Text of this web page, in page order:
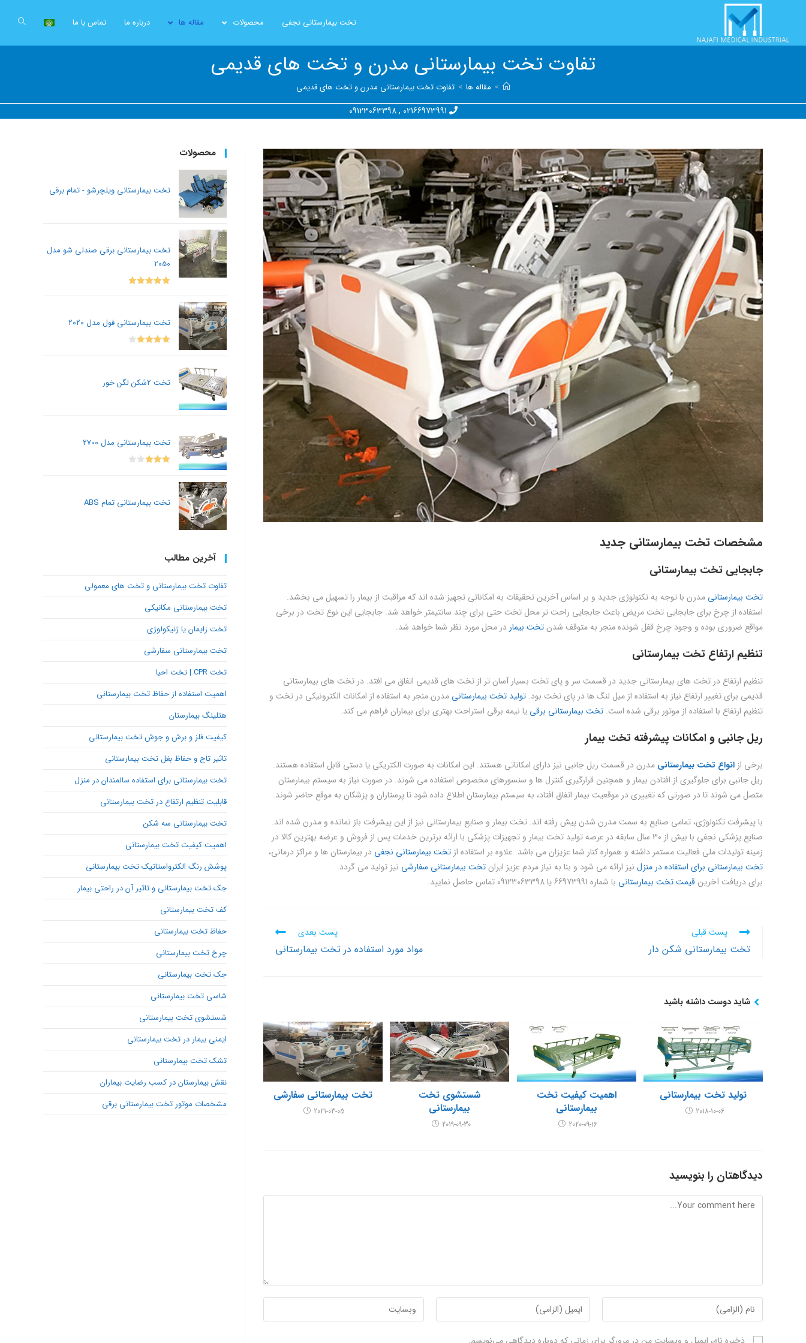
content
تخت بیمارستانی نجفی محصولات مقاله ها درباره ما تماس با ما
تفاوت تخت بیمارستانی مدرن و تخت های قدیمی
> مقاله ها > تفاوت تخت بیمارستانی مدرن و تخت های قدیمی
02166973991
,
09123063398
مشخصات تخت بیمارستانی جدید
جابجایی تخت بیمارستانی
تخت بیمارستانی مدرن با توجه به تکنولوژی جدید و بر اساس آخرین تحقیقات به امکاناتی تجهیز شده اند که مراقبت از بیمار را تسهیل می بخشد.
استفاده از چرخ برای جابجایی تخت مریض باعث جابجایی راحت تر محل تخت حتی برای چند سانتیمتر خواهد شد. جابجایی این نوع تخت در برخی
مواقع ضروری بوده و وجود چرخ قفل شونده منجر به متوقف شدنتخت بیمار در محل مورد نظر شما خواهد شد.
تنظیم ارتفاع تخت بیمارستانی
تنظیم ارتفاع در تخت های بیمارستانی جدید در قسمت سر و پای تخت بسیار آسان تر از تخت های قدیمی اتفاق می افتد. در تخت های بیمارستانی
قدیمی برای تغییر ارتفاع نیاز به استفاده از میل لنگ ها در پای تخت بود. تولید تخت بیمارستانی مدرن منجر به استفاده از امکانات الکترونیکی در تخت و
تنظیم ارتفاع با استفاده از موتور برقی شده است. تخت بیمارستانی برقی یا نیمه برقی استراحت بهتری برای بیماران فراهم می کند.
ریل جانبی و امکانات پیشرفته تخت بیمار
برخی از انواع تخت بیمارستانی مدرن در قسمت ریل جانبی نیز دارای امکاناتی هستند. این امکانات به صورت الکتریکی یا دستی قابل استفاده هستند.
ریل جانبی برای جلوگیری از افتادن بیمار و همچنین قرارگیری کنترل ها و سنسورهای مخصوص استفاده می شوند. در صورت نیاز به سیستم بیمارستان
متصل می شوند تا در صورتی که تغییری در موقعیت بیمار اتفاق افتاد، به سیستم بیمارستان اطلاع داده شود تا پرستاران و پزشکان به موقع حاضر شوند.
با پیشرفت تکنولوژی، تمامی صنایع به سمت مدرن شدن پیش رفته اند. تخت بیمار و صنایع بیمارستانی نیز از این پیشرفت باز نمانده و مدرن شده اند.
صنایع پزشکی نجفی با بیش از 30 سال سابقه در عرصه تولید تخت بیمار و تجهیزات پزشکی با ارائه برترین خدمات پس از فروش و عرضه بهترین کالا در
زمینه تولیدات ملی فعالیت مستمر داشته و همواره کنار شما عزیزان می باشد. علاوه بر استفاده از تخت بیمارستانی نجفی در بیمارستان ها و مراکز درمانی،
تخت بیمارستانی برای استفاده در منزل نیز ارائه می شود و بنا به نیاز مردم عزیز ایرانتخت بیمارستانی سفارشی نیز تولید می گردد.
برای دریافت آخرین قیمت تخت بیمارستانی با شماره 66973991 یا 09123063398 تماس حاصل نمایید.
Read
articles
پست قبلی
تخت بیمارستانی شکن دار
پست بعدی
مواد مورد استفاده در تخت بیمارستانی
شاید دوست داشته باشید
تخت بیمارستانی سفارشی
2021-03-05
شستشوی تخت
بیمارستانی
2019-09-30
اهمیت کیفیت تخت
بیمارستانی
2020-09-16
تولید تخت بیمارستانی
2018-10-06
دیدگاهتان را بنویسید
Comment
Enter
your
name
Enter
your
your
محصولات
تخت بیمارستانی ویلچرشو - تمام برقی
تخت بیمارستانی برقی صندلی شو مدل
2050
تخت بیمارستانی فول مدل 2020
تخت 2شکن لگن خور
تخت بیمارستانی مدل 2700
تخت بیمارستانی تمام ABS
آخرین مطالب
تفاوت تخت بیمارستانی و تخت های معمولی
تخت بیمارستانی مکانیکی
تخت زایمان یا ژنیکولوژی
تخت بیمارستانی سفارشی
تخت CPR | تخت احیا
اهمیت استفاده از حفاظ تخت بیمارستانی
هتلینگ بیمارستان
کیفیت فلز و برش و جوش تخت بیمارستانی
تاثیر تاج و حفاظ بغل تخت بیمارستانی
تخت بیمارستانی برای استفاده سالمندان در منزل
قابلیت تنظیم ارتفاع در تخت بیمارستانی
تخت بیمارستانی سه شکن
اهمیت کیفیت تخت بیمارستانی
پوشش رنگ الکترواستاتیک تخت بیمارستانی
جک تخت بیمارستانی و تاثیر آن در راحتی بیمار
کف تخت بیمارستانی
حفاظ تخت بیمارستانی
چرخ تخت بیمارستانی
جک تخت بیمارستانی
شاسی تخت بیمارستانی
شستشوی تخت بیمارستانی
ایمنی بیمار در تخت بیمارستانی
تشک تخت بیمارستانی
نقش بیمارستان در کسب رضایت بیماران
مشخصات موتور تخت بیمارستانی برقی